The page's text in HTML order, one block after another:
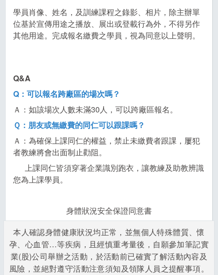
學員肖像、姓名，及訓練課程之錄影、相片，除主辦單
位基於宣傳用途之播放、展出或登載行為外，不得另作
其他用途。完成報名繳費之學員，視為同意以上聲明。
Q&A
Q ：可以報名跨廠區的場次嗎？
Ａ：如該場次人數未滿30人，可以跨廠區報名。
Ｑ：朋友或無繳費的同仁可以跟課嗎？
Ａ：為確保上課同仁的權益，禁止未繳費者跟課，屢犯
者教練將會出面制止勸阻。
上課同仁皆須穿著企業識別跑衣，讓教練及助教辨識
您為上課學員。
身體狀況安全保證同意書
本人確認身體健康狀況均正常，並無個人特殊體質、懷
孕、心血管…等疾病，且經慎重考量後，自願參加筆記實
業(股)公司舉辦之活動，於活動前已確實了解活動內容及
風險，並絕對遵守活動注意須知及領隊人員之提醒事項。